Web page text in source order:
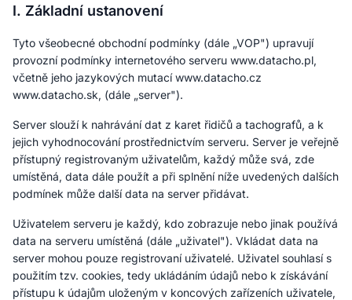
I. Základní ustanovení
Tyto všeobecné obchodní podmínky (dále „VOP") upravují
provozní podmínky internetového serveru www.datacho.pl,
včetně jeho jazykových mutací www.datacho.cz
www.datacho.sk, (dále „server").
Server slouží k nahrávání dat z karet řidičů a tachografů, a k
jejich vyhodnocování prostřednictvím serveru. Server je veřejně
přístupný registrovaným uživatelům, každý může svá, zde
umístěná, data dále použít a při splnění níže uvedených dalších
podmínek může další data na server přidávat.
Uživatelem serveru je každý, kdo zobrazuje nebo jinak používá
data na serveru umístěná (dále „uživatel"). Vkládat data na
server mohou pouze registrovaní uživatelé. Uživatel souhlasí s
použitím tzv. cookies, tedy ukládáním údajů nebo k získávání
přístupu k údajům uloženým v koncových zařízeních uživatele,